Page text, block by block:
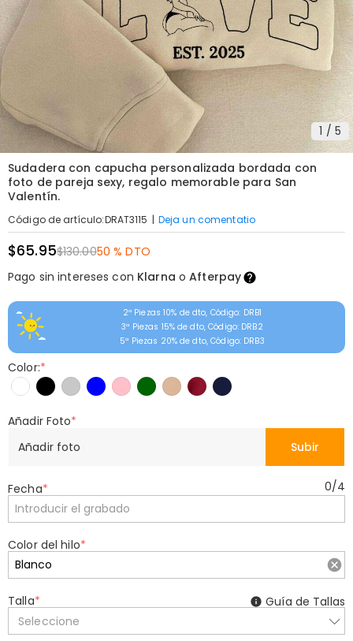
1 / 5
Sudadera con capucha personalizada bordada con
foto de pareja sexy, regalo memorable para San
Valentín.
Código de artículo:DRAT3115 | Deja un comentatio
$65.95$130.0050 % DTO
Pago sin intereses con Klarna oAfterpay
2ª Piezas 10% de dto, Código: DRB1
3ª Piezas 15% de dto, Código: DRB2
5ª Piezas 20% de dto, Código: DRB3
Color:*
Añadir Foto*
Añadir foto
Subir
Fecha* 0/4
Color del hilo*
Talla*
Seleccione
Guía de Tallas